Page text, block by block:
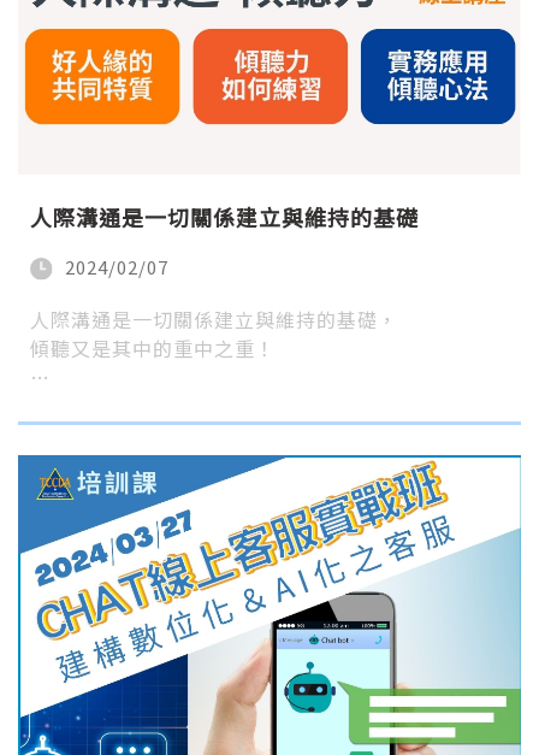
人際溝通是一切關係建立與維持的基礎
2024/02/07
人際溝通是一切關係建立與維持的基礎，
傾聽又是其中的重中之重！
…